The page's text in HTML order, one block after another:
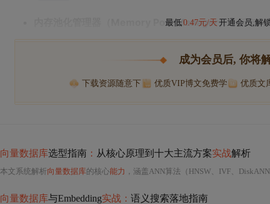
内存池化管理器（Memory Pool Manager）：所有向
最低0.47元/天 开通会员,解
成为会员后, 你将
下载资源随意下 优质VIP博文免费学 优质文
向量数据库选型指南 ： 从核心原理到十大主流方案实战解析
本文系统解析向量数据库的核心能力 ，涵盖ANN算法（HNSW、IVF、DiskANN）、元数据过滤、多租户支持、部署运维及生态集成等关键技术维度，并对Milvus、Pinecone、Weaviate、Qdrant、Chroma、
向量数据库与Embedding实战： 语义搜索落地指南